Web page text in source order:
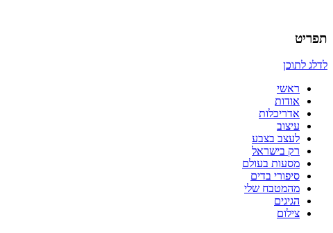
כמו אויר לנשימה – בלוג של אדריכלית
תפריט
לדלג לתוכן
ראשי
אודות
אדריכלות
עיצוב
לעצב בצבע
רק בישראל
מסעות בעולם
סיפורי בדים
מהמטבח שלי
הגיגים
צילום